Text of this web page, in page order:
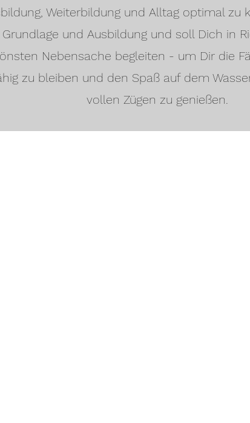
Weiterbildung und Alltag optimal zu
und Ausbildung und soll Dich in
Nebensache begleiten - um Dir die
zu bleiben und den Spaß auf dem
vollen Zügen zu genießen.